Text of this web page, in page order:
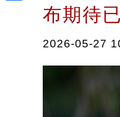
布期待
2026-05-27